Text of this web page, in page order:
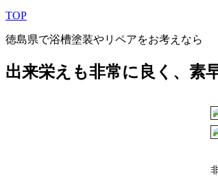
TOP
徳島県で浴槽塗装やリペアをお考えなら
出来栄えも非常に良く、素